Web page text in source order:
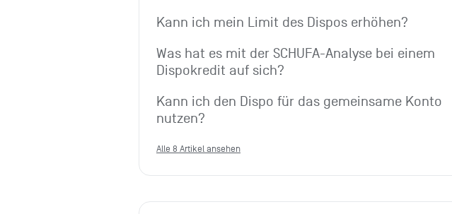
Kann ich mein Limit des Dispos erhöhen?
Was hat es mit der SCHUFA-Analyse bei einem
Dispokredit auf sich?
Kann ich den Dispo für das gemeinsame Konto
nutzen?
Alle 8 Artikel ansehen